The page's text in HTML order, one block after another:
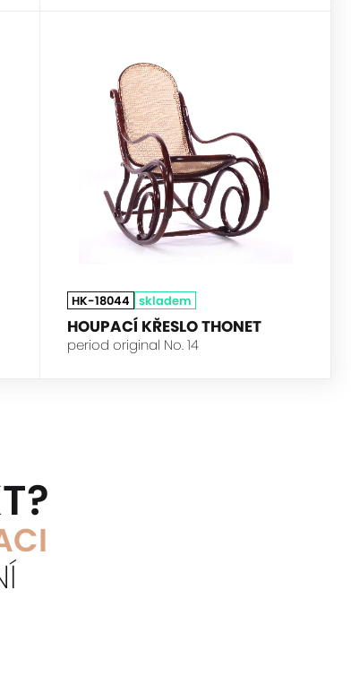
HK-18044 skladem
HOUPACÍ KŘESLO THONET
period original No. 14